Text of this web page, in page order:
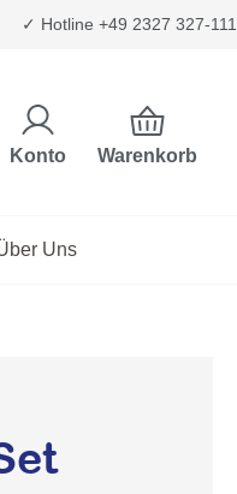
✓ Hotline +49 2327 327-111
Konto Warenkorb
& Trägersysteme
Uns